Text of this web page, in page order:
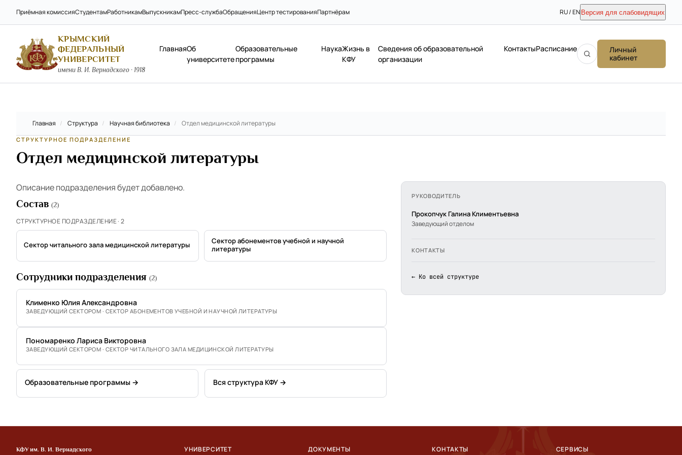
Приёмная комиссияСтудентамРаботникамВыпускникамПресс-службаОбращенияЦентр тестированияПартнёрам RU / EN Версия для слабовидящих
КРЫМСКИЙ
ФЕДЕРАЛЬНЫЙ
УНИВЕРСИТЕТ
имени В. И. Вернадского · 1918
ГлавнаяОб
университете
Образовательные
программы
НаукаЖизнь в
КФУ
Сведения об образовательной
организации
КонтактыРасписание
Личный
кабинет
Главная / Структура / Научная библиотека / Отдел медицинской литературы
СТРУКТУРНОЕ ПОДРАЗДЕЛЕНИЕ
Отдел медицинской литературы
Описание подразделения будет добавлено.
Состав (2)
СТРУКТУРНОЕ ПОДРАЗДЕЛЕНИЕ · 2
Сектор читального зала медицинской литературы
Сектор абонементов учебной и научной
литературы
Сотрудники подразделения (2)
Клименко Юлия Александровна
ЗАВЕДУЮЩИЙ СЕКТОРОМ · СЕКТОР АБОНЕМЕНТОВ УЧЕБНОЙ И НАУЧНОЙ ЛИТЕРАТУРЫ
Пономаренко Лариса Викторовна
ЗАВЕДУЮЩИЙ СЕКТОРОМ · СЕКТОР ЧИТАЛЬНОГО ЗАЛА МЕДИЦИНСКОЙ ЛИТЕРАТУРЫ
Образовательные программы → Вся структура КФУ →
РУКОВОДИТЕЛЬ
Прокопчук Галина Климентьевна
Заведующий отделом
КОНТАКТЫ
← Ко всей структуре
КФУ им. В. И. Вернадского УНИВЕРСИТЕТ ДОКУМЕНТЫ КОНТАКТЫ СЕРВИСЫ